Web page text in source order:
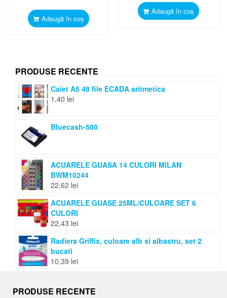
Adaugă în coș
Adaugă în coș
PRODUSE RECENTE
Caiet A5 48 file ECADA aritmetica
1,40 lei
Bluecash-500
ACUARELE GUASA 14 CULORI MILAN
BWM10244
22,62 lei
ACUARELE GUASE 25ML/CULOARE SET 6
CULORI
22,43 lei
Radiera Griffix, culoare alb si albastru, set 2
bucati
10,39 lei
PRODUSE RECENTE